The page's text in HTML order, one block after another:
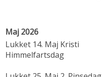
Maj 2026
Lukket 14. Maj Kristi
Himmelfartsdag